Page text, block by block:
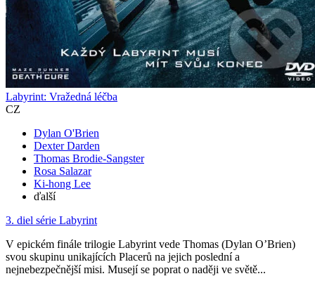
Labyrint: Vražedná léčba
CZ
Dylan O'Brien
Dexter Darden
Thomas Brodie-Sangster
Rosa Salazar
Ki-hong Lee
ďalší
3. diel série Labyrint
V epickém finále trilogie Labyrint vede Thomas (Dylan O’Brien)
svou skupinu unikajících Placerů na jejich poslední a
nejnebezpečnější misi. Musejí se poprat o naději ve světě...